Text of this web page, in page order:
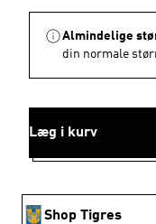
Almindelige
din normale
Læg i kurv
Shop Tigres